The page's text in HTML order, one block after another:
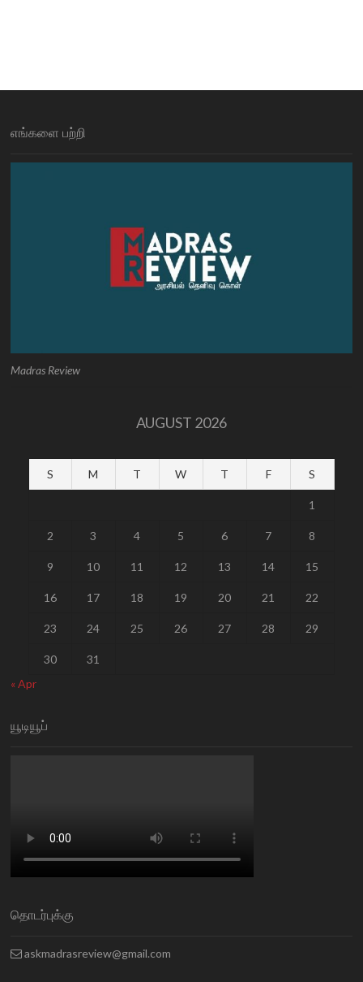
எங்களை பற்றி
Madras Review
AUGUST 2026
S M T W T F S
1
2 3 4 5 6 7 8
9 10 11 12 13 14 15
16 17 18 19 20 21 22
23 24 25 26 27 28 29
30
31
« Apr
யூடியூப்
தொடர்புக்கு
askmadrasreview@gmail.com